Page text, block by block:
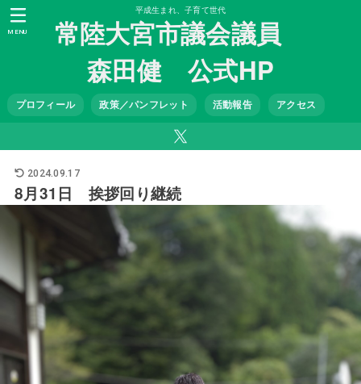
平成生まれ、子育て世代
常陸大宮市議会議員
森田健 公式HP
プロフィール 政策／パンフレット 活動報告 アクセス
MENU
2024.09.17
8月31日 挨拶回り継続